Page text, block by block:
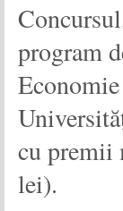
program
cu premii
lei).